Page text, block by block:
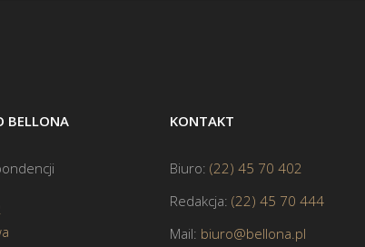
BELLONA KONTAKT
Biuro: (22) 45 70 402
Redakcja: (22) 45 70 444
Mail: biuro@bellona.pl